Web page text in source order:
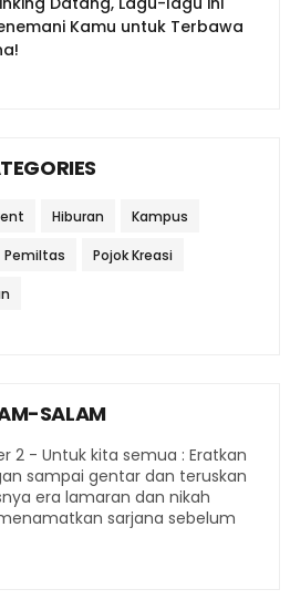
Kamu untuk Terbawa
Hiburan Kampus
Pemiltas Pojok Kreasi
SALAM
2 - Untuk kita semua : Eratkan
sampai gentar dan teruskan
era lamaran dan nikah
sarjana sebelum